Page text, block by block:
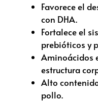
Favorece el
con DHA.
Fortalece el
prebióticos y
Aminoácidos
estructura
Alto
pollo.